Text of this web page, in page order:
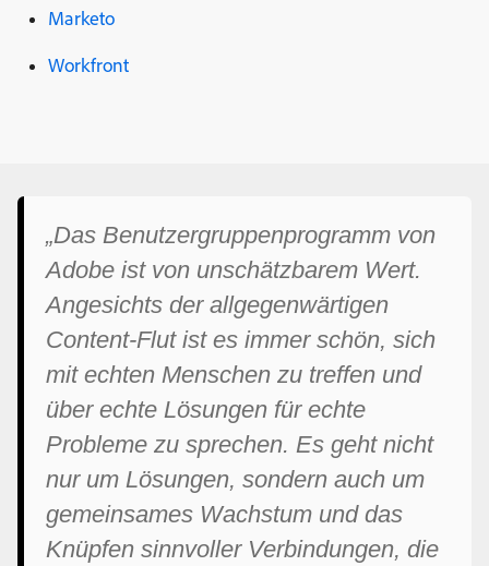
Marketo
Workfront
„Das Benutzergruppenprogramm von
Adobe ist von unschätzbarem Wert.
Angesichts der allgegenwärtigen
Content-Flut ist es immer schön, sich
mit echten Menschen zu treffen und
über echte Lösungen für echte
Probleme zu sprechen. Es geht nicht
nur um Lösungen, sondern auch um
gemeinsames Wachstum und das
Knüpfen sinnvoller Verbindungen, die